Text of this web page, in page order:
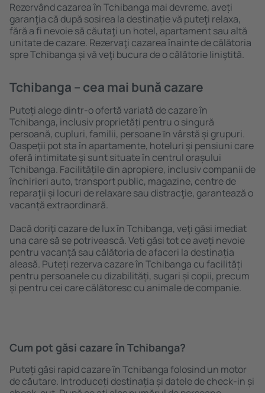
Rezervând cazarea în Tchibanga mai devreme, aveți
garanţia că după sosirea la destinație vă puteţi relaxa,
fără a fi nevoie să căutaţi un hotel, apartament sau altă
unitate de cazare. Rezervaţi cazarea înainte de călătoria
spre Tchibanga și vă veţi bucura de o călătorie liniştită.
Tchibanga – cea mai bună cazare
Puteți alege dintr-o ofertă variată de cazare în
Tchibanga, inclusiv proprietăți pentru o singură
persoană, cupluri, familii, persoane ȋn vârstă și grupuri.
Oaspeţii pot sta în apartamente, hoteluri și pensiuni care
oferă intimitate și sunt situate în centrul orașului
Tchibanga. Facilitățile din apropiere, inclusiv companii de
închirieri auto, transport public, magazine, centre de
reparaţii și locuri de relaxare sau distracţie, garantează o
vacanță extraordinară.
Dacă doriţi cazare de lux în Tchibanga, veţi găsi imediat
una care să se potrivească. Veți găsi tot ce aveți nevoie
pentru vacanță sau călătoria de afaceri la destinația
aleasă. Puteți rezerva cazare în Tchibanga cu facilități
pentru persoanele cu dizabilități, sugari și copii, precum
și pentru cei care călătoresc cu animale de companie.
Cum pot găsi cazare în Tchibanga?
Puteți găsi rapid cazare în Tchibanga folosind un motor
de căutare. Introduceți destinația și datele de check-in și